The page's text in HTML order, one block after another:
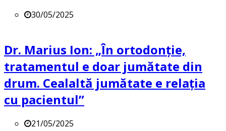
30/05/2025
Dr. Marius Ion: „În ortodonție,
tratamentul e doar jumătate din
drum. Cealaltă jumătate e relația
cu pacientul”
21/05/2025